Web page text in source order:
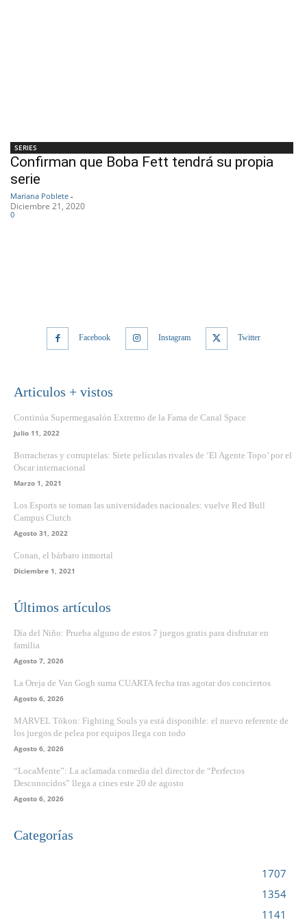
SERIES
Confirman que Boba Fett tendrá su propia
serie
Mariana Poblete -
Diciembre 21, 2020
0
Facebook Instagram Twitter
Articulos + vistos
Continúa Supermegasalón Extremo de la Fama de Canal Space
Julio 11, 2022
Borracheras y corruptelas: Siete películas rivales de ‘El Agente Topo’ por el
Oscar internacional
Marzo 1, 2021
Los Esports se toman las universidades nacionales: vuelve Red Bull
Campus Clutch
Agosto 31, 2022
Conan, el bárbaro inmortal
Diciembre 1, 2021
Últimos artículos
Día del Niño: Prueba alguno de estos 7 juegos gratis para disfrutar en
familia
Agosto 7, 2026
La Oreja de Van Gogh suma CUARTA fecha tras agotar dos conciertos
Agosto 6, 2026
MARVEL Tōkon: Fighting Souls ya está disponible: el nuevo referente de
los juegos de pelea por equipos llega con todo
Agosto 6, 2026
“LocaMente”: La aclamada comedia del director de “Perfectos
Desconocidos” llega a cines este 20 de agosto
Agosto 6, 2026
Categorías
1707
1354
1141